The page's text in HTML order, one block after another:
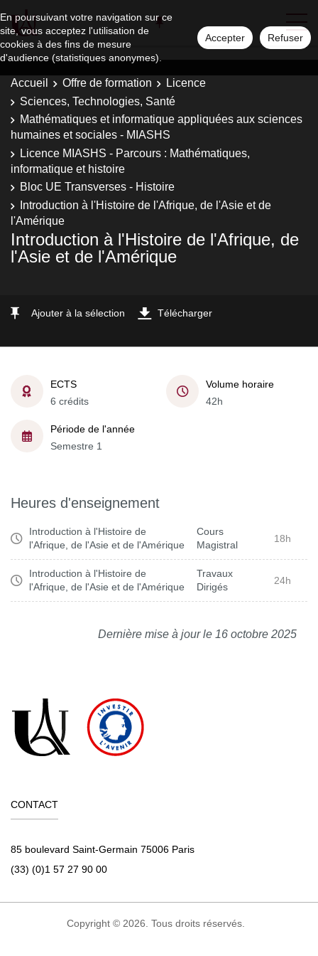
En poursuivant votre navigation sur ce
site, vous acceptez l'utilisation de
cookies à des fins de mesure
d'audience (statistiques anonymes).
Accepter Refuser
Accueil Offre de formation
Licence
Sciences, Technologies, Santé
Mathématiques et informatique appliquées aux sciences
humaines et sociales - MIASHS
Licence MIASHS - Parcours : Mathématiques,
informatique et histoire
Bloc UE Transverses - Histoire
Introduction à l'Histoire de l'Afrique, de l'Asie et de
l'Amérique
Introduction à l'Histoire de l'Afrique, de
l'Asie et de l'Amérique
Ajouter à la sélection Télécharger
ECTS
6 crédits
Volume horaire
42h
Période de l'année
Semestre 1
Heures d'enseignement
Introduction à l'Histoire de
l'Afrique, de l'Asie et de l'Amérique
Cours
Magistral
18h
Introduction à l'Histoire de
l'Afrique, de l'Asie et de l'Amérique
Travaux
Dirigés
24h
Dernière mise à jour le 16 octobre 2025
CONTACT
85 boulevard Saint-Germain 75006 Paris
(33) (0)1 57 27 90 00
Copyright © 2026. Tous droits réservés.